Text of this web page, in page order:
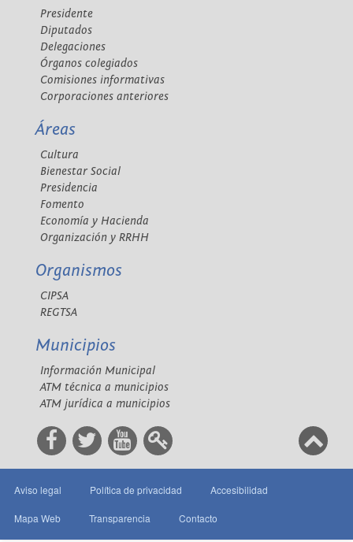
Presidente
Diputados
Delegaciones
Órganos colegiados
Comisiones informativas
Corporaciones anteriores
Áreas
Cultura
Bienestar Social
Presidencia
Fomento
Economía y Hacienda
Organización y RRHH
Organismos
CIPSA
REGTSA
Municipios
Información Municipal
ATM técnica a municipios
ATM jurídica a municipios
Aviso legal Política de privacidad Accesibilidad
Mapa Web Transparencia Contacto